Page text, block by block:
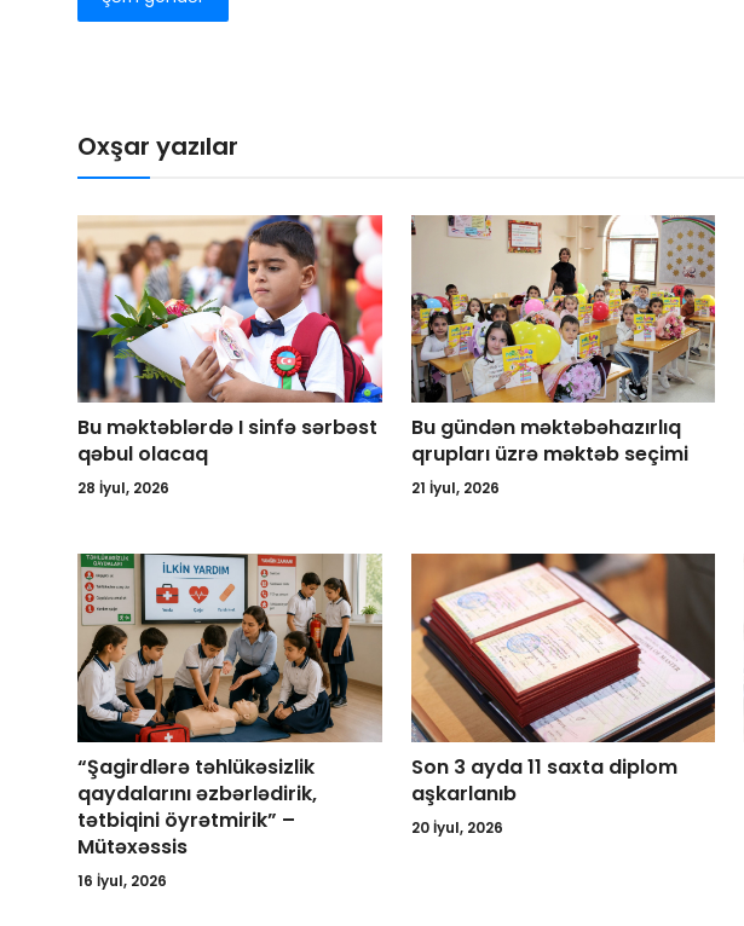
Oxşar yazılar
Bu məktəblərdə I sinfə sərbəst
qəbul olacaq
28 İyul, 2026
Bu gündən məktəbəhazırlıq
qrupları üzrə məktəb seçimi
21 İyul, 2026
“Şagirdlərə təhlükəsizlik
qaydalarını əzbərlədirik,
tətbiqini öyrətmirik” –
Mütəxəssis
16 İyul, 2026
Son 3 ayda 11 saxta diplom
aşkarlanıb
20 İyul, 2026